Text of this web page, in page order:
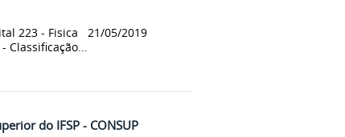
223 - Fisica 21/05/2019
do IFSP - CONSUP